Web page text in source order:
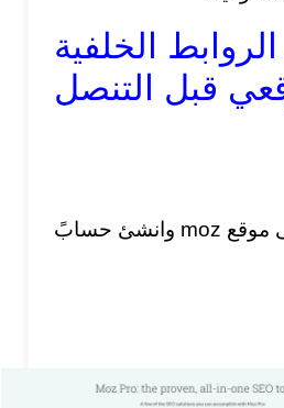
الخلفية
قبل التنصل
– قم بالدخول على موقع moz وانشئ حسابً